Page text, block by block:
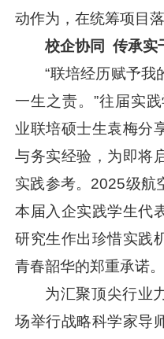
动作为，在统筹项目
校企协同 传承实
“联培经历赋予我
一生之责。”往届实
业联培硕士生袁梅分
与务实经验，为即将
实践参考。2025级航
本届入企实践学生代
研究生作出珍惜实践
青春韶华的郑重承诺。
为汇聚顶尖行业
场举行战略科学家导